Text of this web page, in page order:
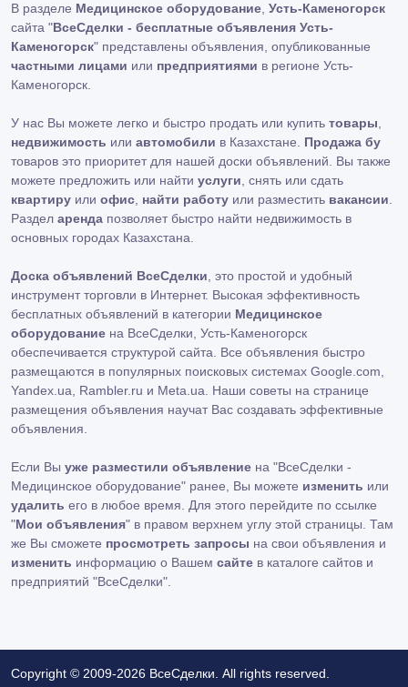
В разделе Медицинское оборудование Усть-Каменогорск
сайта "ВсеСделки - бесплатные объявления Усть-
Каменогорск" представлены объявления, опубликованные
частными лицами или предприятиями в регионе Усть-
Каменогорск.
У нас Вы можете легко и быстро продать или купить товары
недвижимость или автомобили в Казахстане. Продажа бу
товаров это приоритет для нашей доски объявлений. Вы также
можете предложить или найти услуги , снять или сдать
квартиру или офис найти работу или разместить вакансии
Раздел аренда позволяет быстро найти недвижимость в
основных городах Казахстана.
Доска объявлений ВсеСделки , это простой и удобный
инструмент торговли в Интернет. Высокая эффективность
бесплатных объявлений в категории Медицинское
оборудование на ВсеСделки, Усть-Каменогорск
обеспечивается структурой сайта. Все объявления быстро
размещаются в популярных поисковых системах Google.com,
Yandex.ua, Rambler.ru и Meta.ua. Наши советы на странице
размещения объявления научат Вас создавать эффективные
объявления.
Если Вы уже разместили объявление на "ВсеСделки -
Медицинское оборудование" ранее, Вы можете изменить или
удалить его в любое время. Для этого перейдите по ссылке
"Мои объявления" в правом верхнем углу этой страницы. Там
же Вы сможете просмотреть запросы на свои объявления и
изменить информацию о Вашем сайте в каталоге сайтов и
предприятий "ВсеСделки".
Copyright © 2009-2026 ВсеСделки. All rights reserved.